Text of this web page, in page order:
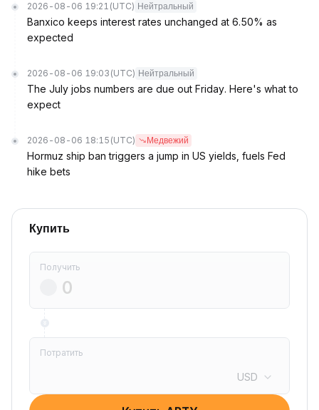
2026-08-06 19:21 (UTC) Нейтральный
Banxico keeps interest rates unchanged at 6.50% as
expected
2026-08-06 19:03 (UTC) Нейтральный
The July jobs numbers are due out Friday. Here's what to
expect
2026-08-06 18:15 (UTC) Медвежий
Hormuz ship ban triggers a jump in US yields, fuels Fed
hike bets
Купить
Получить
Потратить
USD